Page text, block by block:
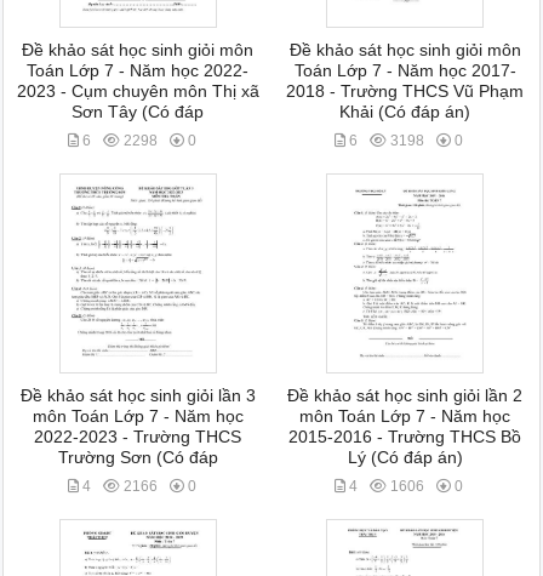
Đề khảo sát học sinh giỏi môn
Toán Lớp 7 - Năm học 2022-
2023 - Cụm chuyên môn Thị xã
Sơn Tây (Có đáp
6 2298 0
Đề khảo sát học sinh giỏi môn
Toán Lớp 7 - Năm học 2017-
2018 - Trường THCS Vũ Phạm
Khải (Có đáp án)
6 3198 0
Đề khảo sát học sinh giỏi lần 3
môn Toán Lớp 7 - Năm học
2022-2023 - Trường THCS
Trường Sơn (Có đáp
4 2166 0
Đề khảo sát học sinh giỏi lần 2
môn Toán Lớp 7 - Năm học
2015-2016 - Trường THCS Bồ
Lý (Có đáp án)
4 1606 0